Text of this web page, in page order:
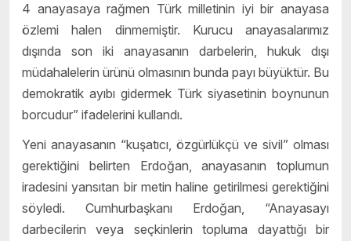
4 anayasaya rağmen Türk milletinin iyi bir anayasa
özlemi halen dinmemiştir. Kurucu anayasalarımız
dışında son iki anayasanın darbelerin, hukuk dışı
müdahalelerin ürünü olmasının bunda payı büyüktür. Bu
demokratik ayıbı gidermek Türk siyasetinin boynunun
borcudur” ifadelerini kullandı.
Yeni anayasanın “kuşatıcı, özgürlükçü ve sivil” olması
gerektiğini belirten Erdoğan, anayasanın toplumun
iradesini yansıtan bir metin haline getirilmesi gerektiğini
söyledi. Cumhurbaşkanı Erdoğan, “Anayasayı
darbecilerin veya seçkinlerin topluma dayattığı bir